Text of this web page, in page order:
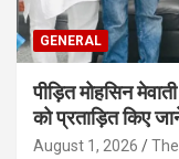
GENERAL
पीड़ित मोहसिन
को प्रताड़ित किए
August 1, 2026